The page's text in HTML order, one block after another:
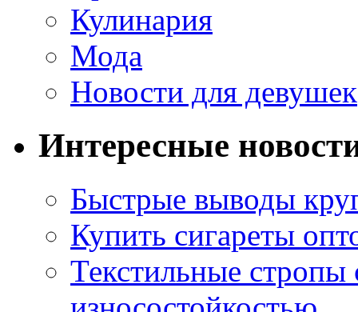
Кулинария
Мода
Новости для девушек
Интересные
Быстрые выводы
Купить сигареты
Текстильные